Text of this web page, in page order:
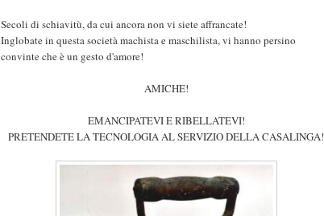
Secoli di schiavitù, da cui ancora non vi siete affrancate!
Inglobate in questa società machista e maschilista, vi hanno persino
convinte che è un gesto d'amore!
AMICHE!
EMANCIPATEVI E RIBELLATEVI!
PRETENDETE LA TECNOLOGIA AL SERVIZIO DELLA CASALINGA!